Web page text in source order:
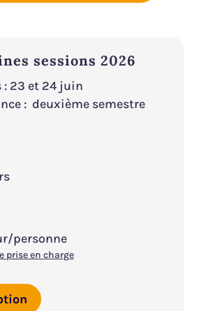
sessions 2026
: 23 et 24 juin
: deuxième semestre
personne
prise en charge